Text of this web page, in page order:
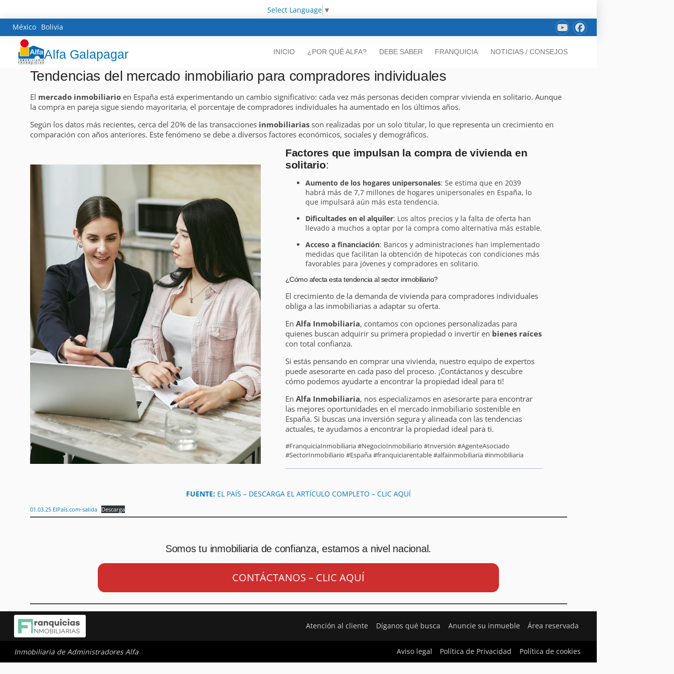
Select Language ▼
México Bolivia
Alfa Galapagar INICIO ¿POR QUÉ ALFA? DEBE SABER FRANQUICIA NOTICIAS / CONSEJOS
Tendencias del mercado inmobiliario para compradores individuales
El mercado inmobiliarioen España está experimentando un cambio significativo: cada vez más personas deciden comprar vivienda en solitario. Aunque
la compra en pareja sigue siendo mayoritaria, el porcentaje de compradores individuales ha aumentado en los últimos años.
Según los datos más recientes, cerca del 20% de las transacciones inmobiliarias son realizadas por un solo titular, lo que representa un crecimiento en
comparación con años anteriores. Este fenómeno se debe a diversos factores económicos, sociales y demográficos.
Factores que impulsan la compra de vivienda en
solitario:
Aumento de los hogares unipersonales: Se estima que en 2039
habrá más de 7,7 millones de hogares unipersonales en España, lo
que impulsará aún más esta tendencia.
Dificultades en el alquiler: Los altos precios y la falta de oferta han
llevado a muchos a optar por la compra como alternativa más estable.
Acceso a financiación: Bancos y administraciones han implementado
medidas que facilitan la obtención de hipotecas con condiciones más
favorables para jóvenes y compradores en solitario.
¿Cómo afecta esta tendencia al sector inmobiliario?
El crecimiento de la demanda de vivienda para compradores individuales
obliga a las inmobiliarias a adaptar su oferta.
En Alfa Inmobiliaria, contamos con opciones personalizadas para
quienes buscan adquirir su primera propiedad o invertir en bienes raíces
con total confianza.
Si estás pensando en comprar una vivienda, nuestro equipo de expertos
puede asesorarte en cada paso del proceso. ¡Contáctanos y descubre
cómo podemos ayudarte a encontrar la propiedad ideal para ti!
En Alfa Inmobiliaria, nos especializamos en asesorarte para encontrar
las mejores oportunidades en el mercado inmobiliario sostenible en
España. Si buscas una inversión segura y alineada con las tendencias
actuales, te ayudamos a encontrar la propiedad ideal para ti.
#FranquiciaInmobiliaria #NegocioInmobiliario #Inversión #AgenteAsociado
#SectorInmobiliario #España #franquiciarentable #alfainmobiliaria #inmobiliaria
FUENTE: EL PAÍS – DESCARGA EL ARTÍCULO COMPLETO – CLIC AQUÍ
01.03.25 ElPaís.com-salida Descarga
Somos tu inmobiliaria de confianza, estamos a nivel nacional.
CONTÁCTANOS – CLIC AQUÍ
Atención al cliente Díganos qué busca Anuncie su inmueble Área reservada
Inmobiliaria de Administradores Alfa Aviso legal Política de Privacidad Política de cookies